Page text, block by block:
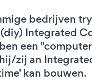
bedrijven
Integrated
een
zij an
kan bouwen.